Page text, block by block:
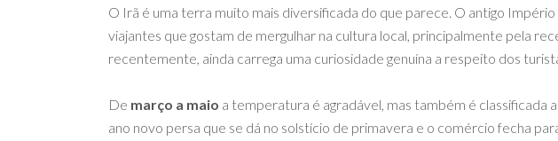
O Irã é uma terra muito mais diversificada do que parece. O antigo
viajantes que gostam de mergulhar na cultura local, principalmente pela
recentemente, ainda carrega uma curiosidade genuína a respeito dos
De março a maio a temperatura é agradável, mas também é
ano novo persa que se dá no solstício de primavera e o comércio fecha